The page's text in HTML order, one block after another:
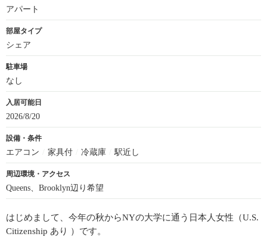
アパート
部屋タイプ
シェア
駐車場
なし
入居可能日
2026/8/20
設備・条件
エアコン 家具付 冷蔵庫 駅近し
周辺環境・アクセス
Queens、Brooklyn辺り希望
はじめまして、今年の秋からNYの大学に通う日本人女性（U.S.
Citizenship あり ）です。